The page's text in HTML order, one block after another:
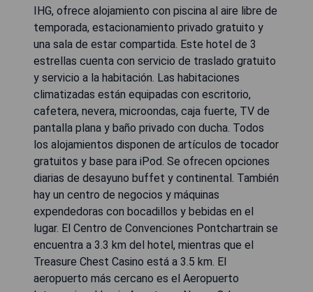
IHG, ofrece alojamiento con piscina al aire libre de
temporada, estacionamiento privado gratuito y
una sala de estar compartida. Este hotel de 3
estrellas cuenta con servicio de traslado gratuito
y servicio a la habitación. Las habitaciones
climatizadas están equipadas con escritorio,
cafetera, nevera, microondas, caja fuerte, TV de
pantalla plana y baño privado con ducha. Todos
los alojamientos disponen de artículos de tocador
gratuitos y base para iPod. Se ofrecen opciones
diarias de desayuno buffet y continental. También
hay un centro de negocios y máquinas
expendedoras con bocadillos y bebidas en el
lugar. El Centro de Convenciones Pontchartrain se
encuentra a 3.3 km del hotel, mientras que el
Treasure Chest Casino está a 3.5 km. El
aeropuerto más cercano es el Aeropuerto